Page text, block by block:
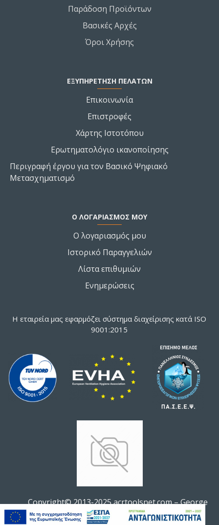
Παράδοση Προϊόντων
Βασικές Αρχές
Όροι Χρήσης
ΕΞΥΠΗΡΕΤΗΣΗ ΠΕΛΑΤΩΝ
Επικοινωνία
Επιστροφές
Χάρτης Ιστοτόπου
Ερωτηματολόγιο ικανοποίησης
Περιγραφή έργου για τον Βασικό Ψηφιακό
Μετασχηματισμό
Ο ΛΟΓΑΡΙΑΣΜΌΣ ΜΟΥ
Ο λογαριασμός μου
Ιστορικό Παραγγελιών
Λίστα επιθυμιών
Ενημερώσεις
Η εταιρεία μας εφαρμόζει σύστημα διαχείρισης κατά ISO
9001:2015
Copyright© 2013-2025 acrtoolsnet.com – George
Soldatos All rights reserved.
ΦΊΛΤΡΟ ΠΡΟΪΌΝΤΩΝ